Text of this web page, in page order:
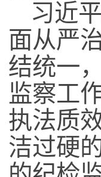
习近
面从严
结统一
监察工
执法质
洁过硬